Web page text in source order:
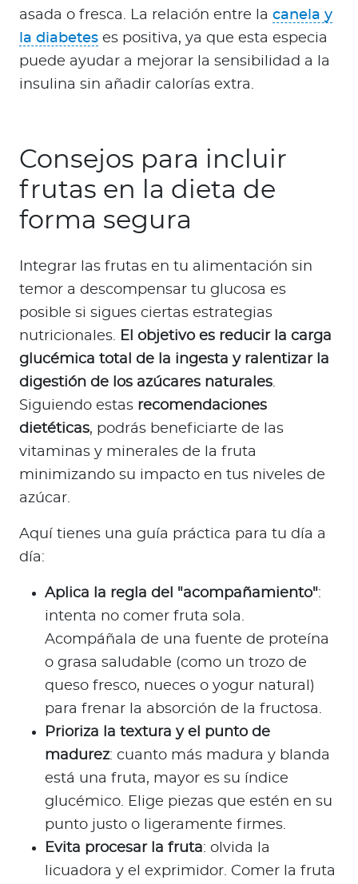
asada o fresca. La relación entre la canela y
la diabetes es positiva, ya que esta especia
puede ayudar a mejorar la sensibilidad a la
insulina sin añadir calorías extra.
Consejos para incluir
frutas en la dieta de
forma segura
Integrar las frutas en tu alimentación sin
temor a descompensar tu glucosa es
posible si sigues ciertas estrategias
nutricionales. El objetivo es reducir la carga
glucémica total de la ingesta y ralentizar la
digestión de los azúcares naturales.
Siguiendo estas recomendaciones
dietéticas, podrás beneficiarte de las
vitaminas y minerales de la fruta
minimizando su impacto en tus niveles de
azúcar.
Aquí tienes una guía práctica para tu día a
día:
Aplica la regla del "acompañamiento":
intenta no comer fruta sola.
Acompáñala de una fuente de proteína
o grasa saludable (como un trozo de
queso fresco, nueces o yogur natural)
para frenar la absorción de la fructosa.
Prioriza la textura y el punto de
madurez: cuanto más madura y blanda
está una fruta, mayor es su índice
glucémico. Elige piezas que estén en su
punto justo o ligeramente firmes.
Evita procesar la fruta: olvida la
licuadora y el exprimidor. Comer la fruta